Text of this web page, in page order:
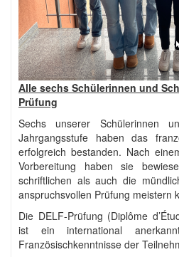
Alle sechs Schülerinnen und
Prüfung
Sechs unserer Schülerinnen
Jahrgangsstufe haben das
erfolgreich bestanden. Nach
Vorbereitung haben sie
schriftlichen als auch die
anspruchsvollen Prüfung meistern
Die DELF-Prüfung (Diplôme
ist ein international
Französischkenntnisse der